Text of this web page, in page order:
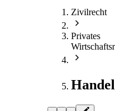
Zivilrecht
Privates